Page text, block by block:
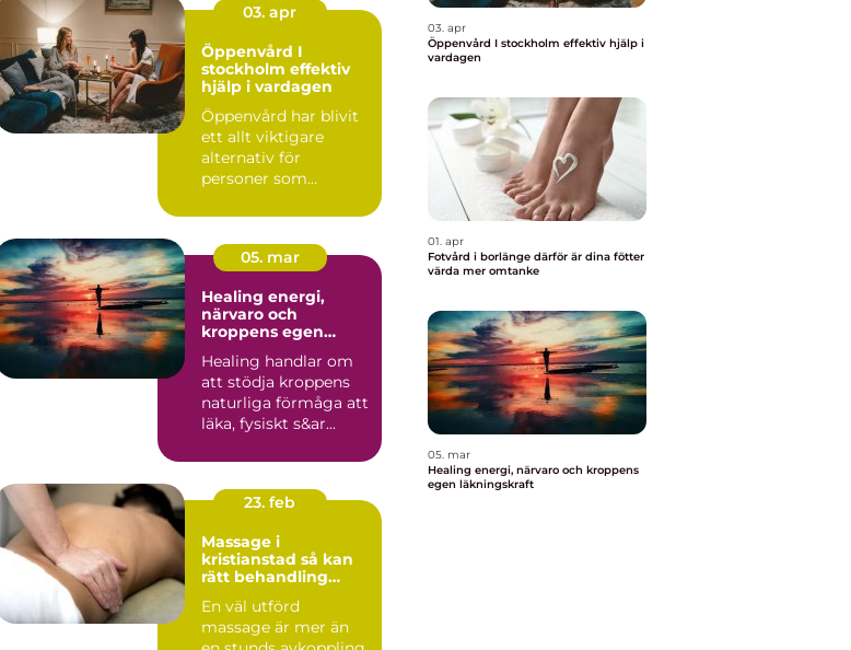
03. apr
Öppenvård I
stockholm effektiv
hjälp i vardagen
Öppenvård har blivit
ett allt viktigare
alternativ för
personer som
stöd och behan...
05. mar
Healing energi,
närvaro och
kroppens egen
Healing handlar om
att stödja kroppens
naturliga förmåga att
läka, fysiskt s&ar...
23. feb
Massage i
kristianstad så kan
rätt behandling
och sinne
En väl utförd
massage är mer än
03. apr
Öppenvård I stockholm effektiv hjälp i
vardagen
01. apr
Fotvård i borlänge därför är dina fötter
värda mer omtanke
05. mar
Healing energi, närvaro och kroppens
egen läkningskraft